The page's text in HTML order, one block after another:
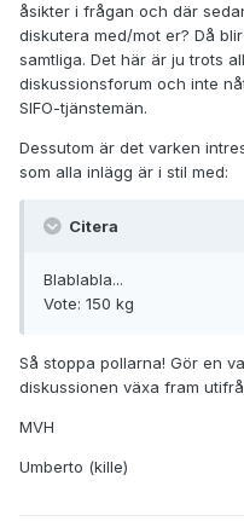
åsikter i frågan och där
diskutera med/mot er? Då
samtliga. Det här är ju trots
diskussionsforum och inte
SIFO-tjänstemän.
Dessutom är det varken
som alla inlägg är i stil med:
Citera
Blablabla...
Vote: 150 kg
Så stoppa pollarna! Gör en
diskussionen växa fram
MVH
Umberto (kille)